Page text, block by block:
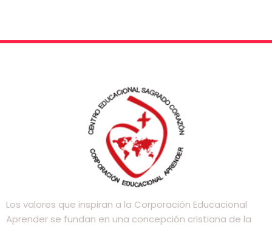
Los valores que inspiran a la Corporación Educacional
Aprender se fundan en una concepción cristiana de la